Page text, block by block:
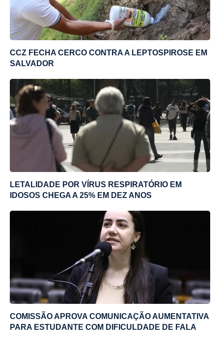
CCZ FECHA CERCO CONTRA A LEPTOSPIROSE EM
SALVADOR
LETALIDADE POR VÍRUS RESPIRATÓRIO EM
IDOSOS CHEGA A 25% EM DEZ ANOS
COMISSÃO APROVA COMUNICAÇÃO AUMENTATIVA
PARA ESTUDANTE COM DIFICULDADE DE FALA